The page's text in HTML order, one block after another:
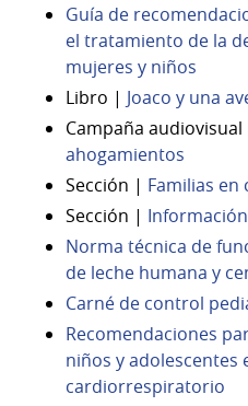
Guía de
el tratamiento de la
mujeres y niños
Libro | Joaco y una
Campaña audiovisual
ahogamientos
Sección | Familias
Sección |
Norma técnica de
de leche humana y
Carné de control
Recomendaciones
niños y
cardiorrespiratorio